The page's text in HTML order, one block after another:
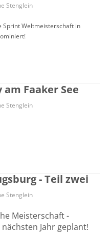
Stenglein
Sprint Weltmeisterschaft in
am Faaker See
Stenglein
- Teil zwei
Stenglein
Meisterschaft -
Jahr geplant!